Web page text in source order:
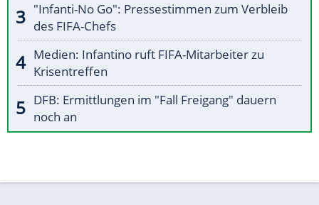
"Infanti-No Go": Pressestimmen zum Verbleib
des FIFA-Chefs
Medien: Infantino ruft FIFA-Mitarbeiter zu
Krisentreffen
DFB: Ermittlungen im "Fall Freigang" dauern
noch an